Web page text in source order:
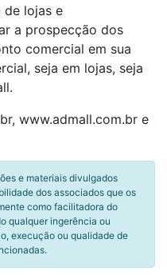
lojas e
a prospecção dos
comercial em sua
seja em lojas, seja
www.admall.com.br e
e materiais divulgados
dos associados que os
como facilitadora do
qualquer ingerência ou
execução ou qualidade de